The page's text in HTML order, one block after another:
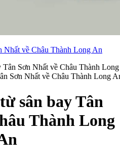
Nhất về Châu Thành Long An
Sơn Nhất về Châu Thành Long
sân bay Tân
Thành Long